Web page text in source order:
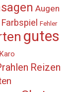
Augen
Farbspiel Fehler
gutes
Karo
Reizen